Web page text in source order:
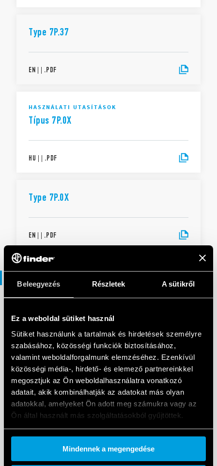
Beleegyezés Részletek A sütikről
Ez a weboldal sütiket használ
Sütiket használunk a tartalmak és hirdetések személyre
szabásához, közösségi funkciók biztosításához,
valamint weboldalforgalmunk elemzéséhez. Ezenkívül
közösségi média-, hirdető- és elemező partnereinkkel
megosztjuk az Ön weboldalhasználatra vonatkozó
adatait, akik kombinálhatják az adatokat más olyan
adatokkal, amelyeket Ön adott meg számukra vagy az
Ön által használt más szolgáltatásokból gyűjtöttek.
Cookie policy.
Mindennek a megengedése
Type 7P.37
EN | | .PDF
HASZNÁLATI UTASÍTÁSOK
Típus 7P.0X
HU | | .PDF
Type 7P.0X
EN | | .PDF
industrial automation
EN|3 MB | .PDF
Solutions for electrical panels and
EN|| .PDF